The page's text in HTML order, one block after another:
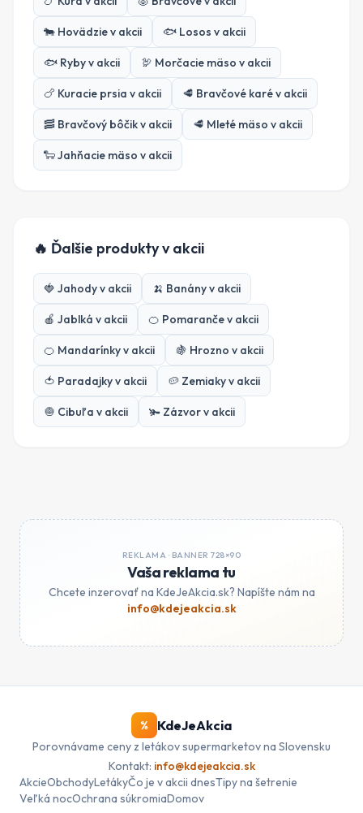
🐄 Hovädziev akcii 🐟 Losos v akcii
🐟 Rybyv akcii 🦃 Morčacie mäso v akcii
🍗 Kuracie prsia v akcii 🥩 Bravčové karév akcii
🥓 Bravčový bôčikv akcii 🥩 Mleté mäso v akcii
🐑Jahňacie mäso v akcii
🔥 Ďalšie produkty v akcii
🍓 Jahodyv akcii 🍌 Banányv akcii
🍎 Jablká v akcii 🍊 Pomarančev akcii
🍊 Mandarínkyv akcii 🍇 Hrozno v akcii
🍅 Paradajkyv akcii 🥔 Zemiakyv akcii
🧅 Cibuľa v akcii 🫚 Zázvorv akcii
REKLAMA · BANNER 728×90
Vaša reklama tu
Chcete inzerovať na KdeJeAkcia.sk? Napíšte nám na
info@kdejeakcia.sk
% KdeJeAkcia
Porovnávame ceny z letákov supermarketov na Slovensku
Kontakt: info@kdejeakcia.sk
AkcieObchodyLetákyČo je v akcii dnesTipy na šetrenie
Veľká nocOchrana súkromiaDomov